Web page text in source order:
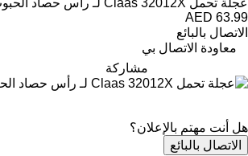
AED 63.99
الاتصال بالبائع
معاودة الاتصال بي
مشاركة
هل أنت مهتم بالإعلان؟
الاتصال بالبائع